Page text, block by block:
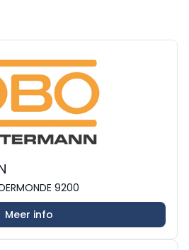
9200
Meer info